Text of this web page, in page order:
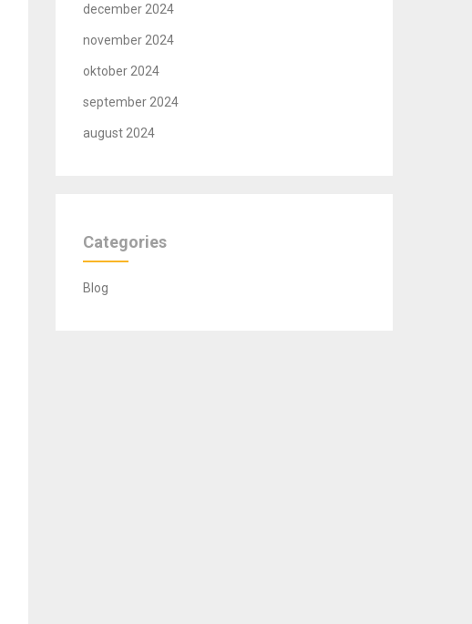
december 2024
november 2024
oktober 2024
september 2024
august 2024
Categories
Blog